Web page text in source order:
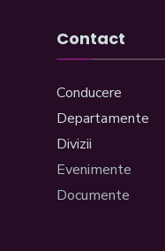
Contact
Conducere
Departamente
Divizii
Evenimente
Documente